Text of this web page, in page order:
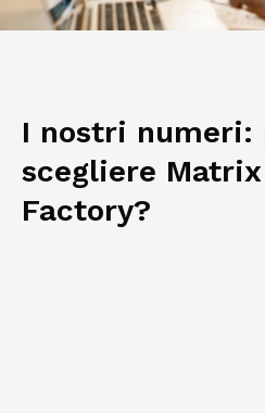
I nostri numeri:
scegliere
Factory?